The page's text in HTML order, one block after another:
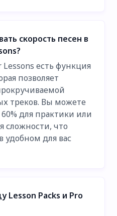
скорость песен в
есть функция
позволяет
треков. Вы можете
для практики или
сложности, что
удобном для вас
Lesson Packs и Pro